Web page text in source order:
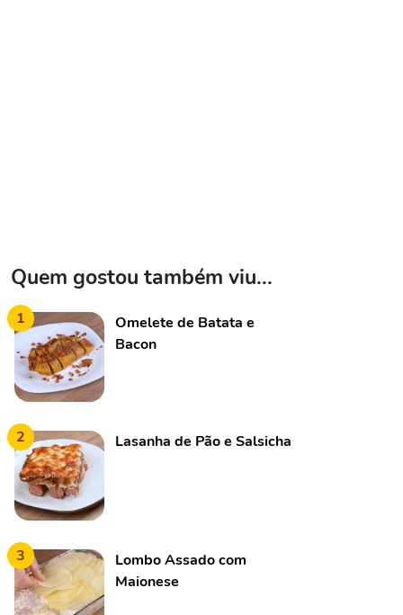
Quem gostou também viu...
1
Omelete de Batata e
Bacon
2 Lasanha de Pão e Salsicha
3
Lombo Assado com
Maionese